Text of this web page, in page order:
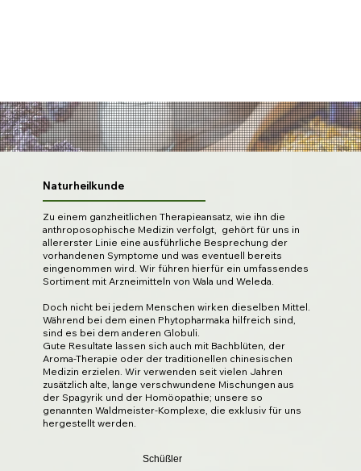
Naturheilkunde
Zu einem ganzheitlichen Therapieansatz, wie ihn die
anthroposophische Medizin verfolgt, gehört für uns in
allererster Linie eine ausführliche Besprechung der
vorhandenen Symptome und was eventuell bereits
eingenommen wird. Wir führen hierfür ein umfassendes
Sortiment mit Arzneimitteln von Wala und Weleda.
Doch nicht bei jedem Menschen wirken dieselben Mittel.
Während bei dem einen Phytopharmaka hilfreich sind,
sind es bei dem anderen Globuli.
Gute Resultate lassen sich auch mit Bachblüten, der
Aroma-Therapie oder der traditionellen chinesischen
Medizin erzielen. Wir verwenden seit vielen Jahren
zusätzlich alte, lange verschwundene Mischungen aus
der Spagyrik und der Homöopathie; unsere so
genannten Waldmeister-Komplexe, die exklusiv für uns
hergestellt werden.
Schüßler